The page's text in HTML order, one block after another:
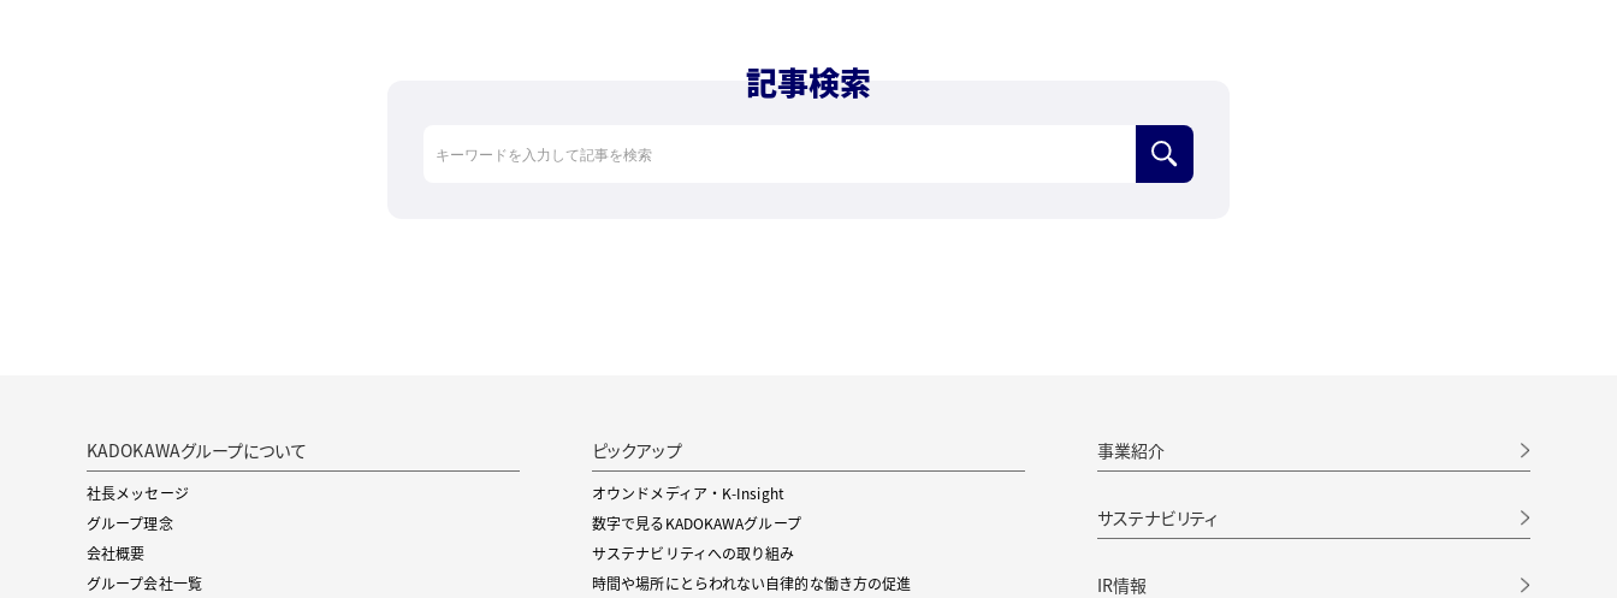
記事検索
KADOKAWAグループについて
社長メッセージ
グループ理念
会社概要
グループ会社一覧
ピックアップ
オウンドメディア・K-Insight
数字で見るKADOKAWAグループ
サステナビリティへの取り組み
時間や場所にとらわれない自律的な働き方の促進
事業紹介
サステナビリティ
IR情報